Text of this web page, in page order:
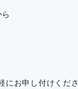
にお申し付けくださ